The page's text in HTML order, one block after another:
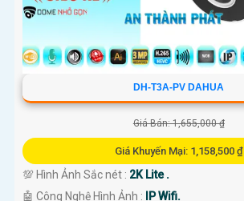
DH-T3A-PV DAHUA
Giá Bán: 1,655,000 ₫
Giá Khuyến Mại: 1,158,500 ₫
💯 Hình Ảnh Sắc nét : 2K Lite .
🤖️ Công Nghệ Hình Ảnh :
IP Wifi.